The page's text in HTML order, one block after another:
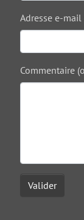
Adresse e-mail
Commentaire
Valider